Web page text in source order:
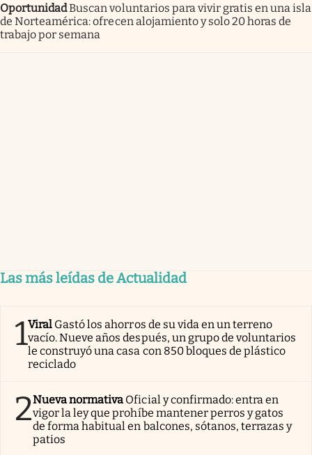
OportunidadBuscan voluntarios para vivir gratis en una isla
de Norteamérica: ofrecen alojamiento y solo 20 horas de
trabajo por semana
Las más leídas de Actualidad
1Viral Gastó los ahorros de su vida en un terreno
vacío. Nueve años después, un grupo de voluntarios
le construyó una casa con 850 bloques de plástico
reciclado
2Nueva normativa Oficial y confirmado: entra en
vigor la ley que prohíbe mantener perros y gatos
de forma habitual en balcones, sótanos, terrazas y
patios